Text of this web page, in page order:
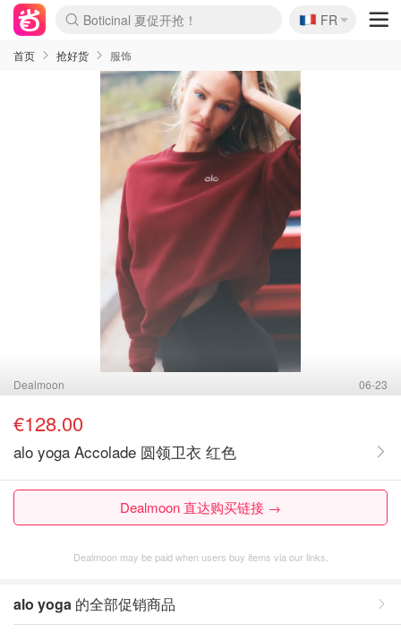
Boticinal 夏促开抢！
4折！lulu周四疯狂上新
还没结束！&OtherStories大促
Joybuy变相75折 随时失效
速领！Stanley独家85折
疑似霸哥！Camper额外叠85折
Zalando 奥莱闪促！每日更新
Moncler反季囤！5折起+叠9折
Coach Brooklyn仅€192
🇫🇷
FR
首页 抢好货 服饰
Dealmoon 06-23
€128.00
alo yoga Accolade 圆领卫衣 红色
Dealmoon 直达购买链接 →
Dealmoon may be paid when users buy items via our links.
alo yoga 的全部促销商品